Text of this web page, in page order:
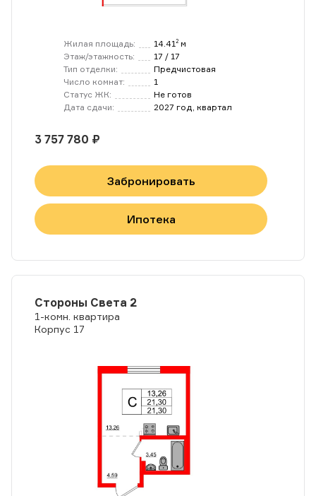
Жилая площадь: 14.412 м
Этаж/этажность:
17 / 17
Тип отделки:
Предчистовая
Число комнат:
1
Статус ЖК:
Не готов
Дата сдачи:
2027 год, квартал
3 757 780 ₽
Забронировать
Ипотека
Стороны Света 2
1-комн. квартира
Корпус 17